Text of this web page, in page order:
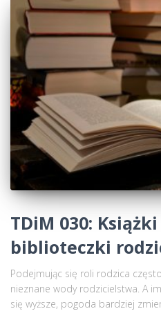
TDiM 030:
biblioteczki
Podejmując się roli rodzica
nieznane wody rodzicielstwa. A
się wyższe, pogoda bardziej